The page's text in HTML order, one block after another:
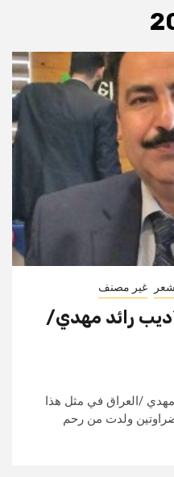
شعر غير مصنف
رائد مهدي/
مهدي /العراق في مثل هذا
ولدت من رحم